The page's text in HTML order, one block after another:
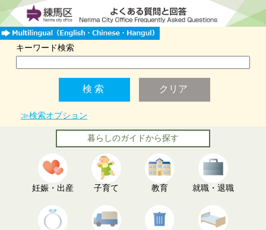
キーワード検索
≫検索オプション
暮らしのガイドから探す
妊娠・出産 子育て 教育 就職・退職